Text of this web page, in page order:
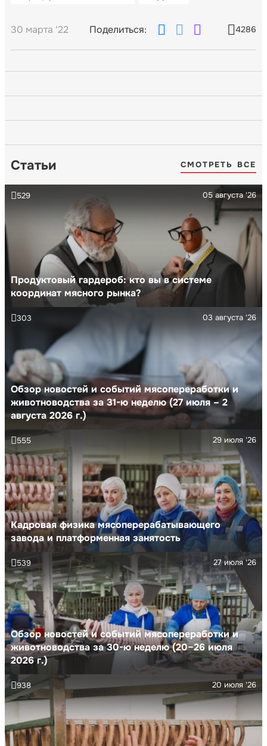
30 марта '22 Поделиться: 4286
Статьи СМОТРЕТЬ ВСЕ
Продуктовый гардероб: кто вы в системе
координат мясного рынка?
05 августа '26
529
Обзор новостей и событий мясопереработки и
животноводства за 31-ю неделю (27 июля – 2
августа 2026 г.)
03 августа '26
303
Кадровая физика мясоперерабатывающего
завода и платформенная занятость
29 июля '26
555
Обзор новостей и событий мясопереработки и
животноводства за 30-ю неделю (20–26 июля
2026 г.)
27 июля '26
539
20 июля '26
938